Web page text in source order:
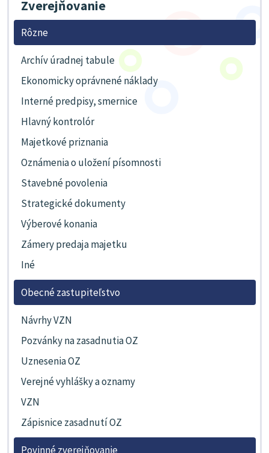
Zverejňovanie
Rôzne
Archív úradnej tabule
Ekonomicky oprávnené náklady
Interné predpisy, smernice
Hlavný kontrolór
Majetkové priznania
Oznámenia o uložení písomnosti
Stavebné povolenia
Strategické dokumenty
Výberové konania
Zámery predaja majetku
Iné
Obecné zastupiteľstvo
Návrhy VZN
Pozvánky na zasadnutia OZ
Uznesenia OZ
Verejné vyhlášky a oznamy
VZN
Zápisnice zasadnutí OZ
Povinné zverejňovanie